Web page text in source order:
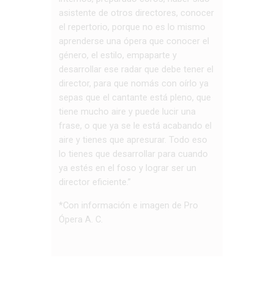
asistente de otros directores, conocer
el repertorio, porque no es lo mismo
aprenderse una ópera que conocer el
género, el estilo, empaparte y
desarrollar ese radar que debe tener el
director, para que nomás con oírlo ya
sepas que el cantante está pleno, que
tiene mucho aire y puede lucir una
frase, o que ya se le está acabando el
aire y tienes que apresurar. Todo eso
lo tienes que desarrollar para cuando
ya estés en el foso y lograr ser un
director eficiente.”
*Con información e imagen de Pro
Ópera A. C.